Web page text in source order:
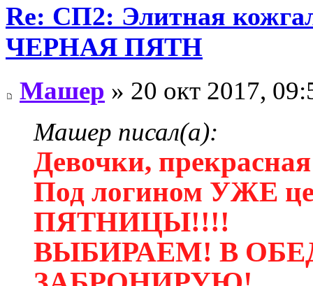
Re: СП2: Элитная
ЧЕРНAЯ ПЯТH
Машер » 20 окт 2017,
Машер писал(а):
Девочки,
Под логином УЖЕ
ПЯТНИЦЫ!!!!
ВЫБИРАЕМ! В